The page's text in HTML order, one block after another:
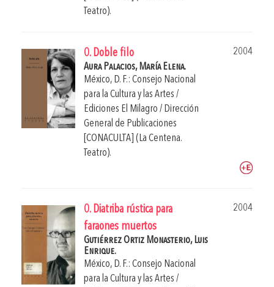
Teatro).
0. Doble filo
2004
Aura Palacios, María Elena.
México, D. F.: Consejo Nacional
para la Cultura y las Artes /
Ediciones El Milagro / Dirección
General de Publicaciones
[CONACULTA] (La Centena.
Teatro).
0. Diatriba rústica para
faraones muertos
2004
Gutiérrez Ortiz Monasterio, Luis
Enrique.
México, D. F.: Consejo Nacional
para la Cultura y las Artes /